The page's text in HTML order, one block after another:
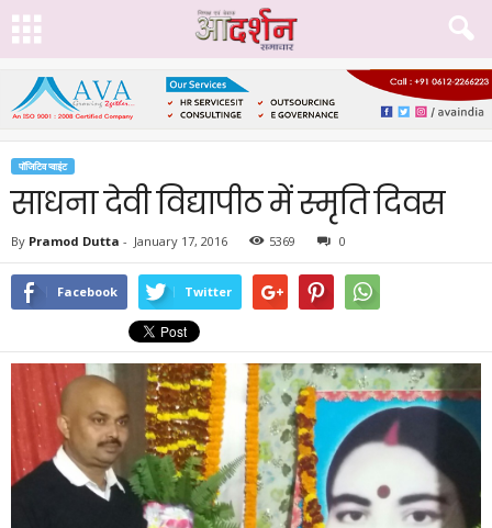
पॉजिटिव प्वाइंट
साधना देवी विद्यापीठ में स्मृति दिवस
By Pramod Dutta - January 17, 2016 5369 0
Facebook Twitter